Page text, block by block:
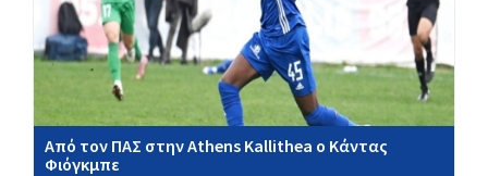
Από τον ΠΑΣ στην Athens Kallithea ο Κάντας
Φιόγκμπε